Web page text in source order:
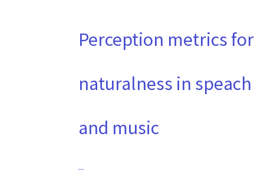
Perception metrics for
naturalness in speach
and music
...